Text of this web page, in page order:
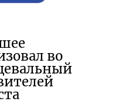
во